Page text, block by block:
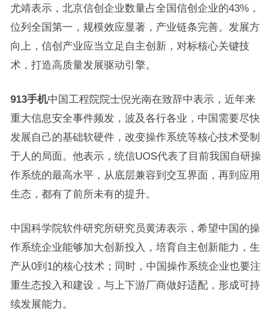
尤靖表示，北京信创企业数量占全国信创企业的43%，
位列全国第一，规模效应显著，产业链条完善。发展方
向上，信创产业应当立足自主创新，对标核心关键技
术，打造高质量发展驱动引擎。
913手机中国工程院院士倪光南在致辞中表示，近年来
重大信息安全事件频发，波及各行各业，中国需要尽快
发展自己的基础软硬件，改变操作系统等核心技术受制
于人的局面。他表示，统信UOS代表了目前我国自研操
作系统的最高水平，从底层兼容到交互界面，再到应用
生态，都有了前所未有的提升。
中国科学院软件研究所研究员黄涛表示，希望中国的操
作系统企业能够加大创新投入，培育自主创新能力，生
产从0到1的核心技术；同时，中国操作系统企业也要注
重生态投入和建设，与上下游厂商做好适配，形成可持
续发展能力。